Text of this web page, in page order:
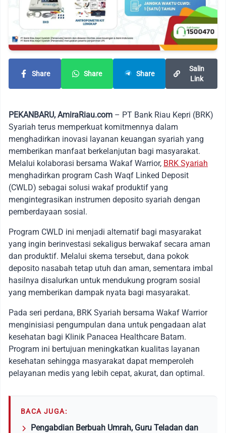
Share Share Share
Salin
Link
PEKANBARU, AmiraRiau.com – PT Bank Riau Kepri (BRK)
Syariah terus memperkuat komitmennya dalam
menghadirkan inovasi layanan keuangan syariah yang
memberikan manfaat berkelanjutan bagi masyarakat.
Melalui kolaborasi bersama Wakaf Warrior, BRK Syariah
menghadirkan program Cash Waqf Linked Deposit
(CWLD) sebagai solusi wakaf produktif yang
mengintegrasikan instrumen deposito syariah dengan
pemberdayaan sosial.
Program CWLD ini menjadi alternatif bagi masyarakat
yang ingin berinvestasi sekaligus berwakaf secara aman
dan produktif. Melalui skema tersebut, dana pokok
deposito nasabah tetap utuh dan aman, sementara imbal
hasilnya disalurkan untuk mendukung program sosial
yang memberikan dampak nyata bagi masyarakat.
Pada seri perdana, BRK Syariah bersama Wakaf Warrior
menginisiasi pengumpulan dana untuk pengadaan alat
kesehatan bagi Klinik Panacea Healthcare Batam.
Program ini bertujuan meningkatkan kualitas layanan
kesehatan sehingga masyarakat dapat memperoleh
pelayanan medis yang lebih cepat, akurat, dan optimal.
BACA JUGA:
Pengabdian Berbuah Umrah, Guru Teladan dan